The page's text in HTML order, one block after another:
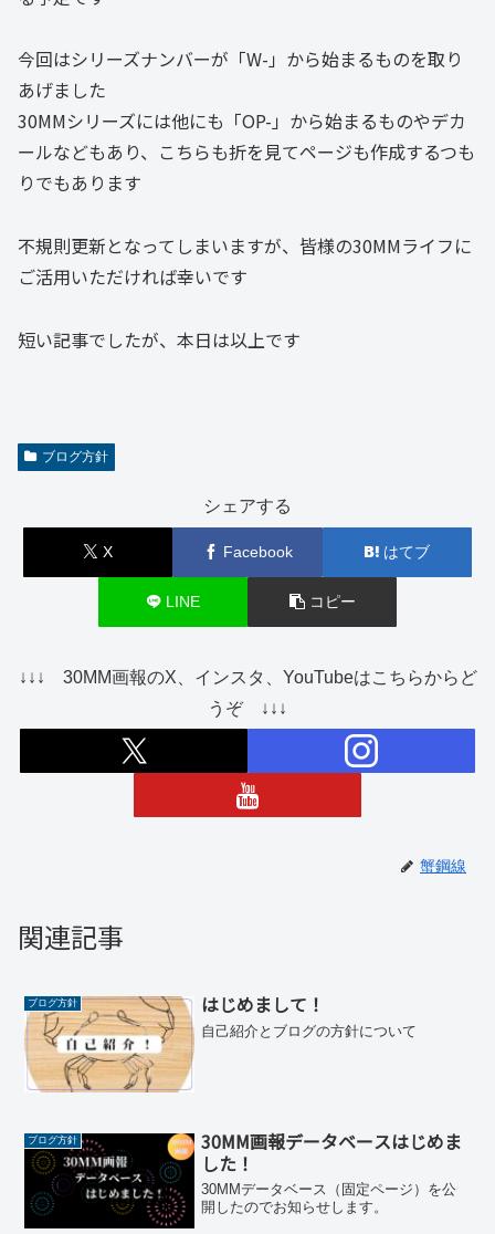
今回はシリーズナンバーが「W-」から始まるものを取り
あげました
30MMシリーズには他にも「OP-」から始まるものやデカ
ールなどもあり、こちらも折を見てページも作成するつも
りでもあります
不規則更新となってしまいますが、皆様の30MMライフに
ご活用いただければ幸いです
短い記事でしたが、本日は以上です
ブログ方針
シェアする
X Facebook はてブ
LINE コピー
↓↓↓ 30MM画報のX、インスタ、YouTubeはこちらからど
うぞ ↓↓↓
蟹鋼線
関連記事
ブログ方針 はじめまして！
自己紹介とブログの方針について
ブログ方針
30MM画報データベースはじめま
した！
30MMデータベース（固定ページ）を公
開したのでお知らせします。